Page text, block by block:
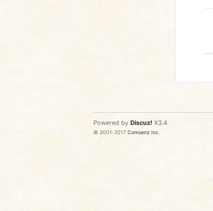
Powered by Discuz! X3.4
© 2001-2017Comsenz Inc.